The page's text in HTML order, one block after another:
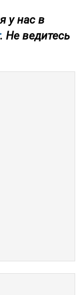
у нас в
. Не ведитесь